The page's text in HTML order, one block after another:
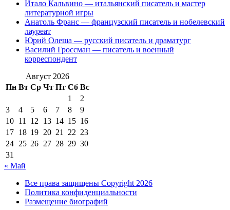
Итало Кальвино — итальянский писатель и мастер
литературной игры
Анатоль Франс — французский писатель и нобелевский
лауреат
Юрий Олеша — русский писатель и драматург
Василий Гроссман — писатель и военный
корреспондент
Август 2026
Пн Вт Ср Чт Пт Сб Вс
1
2
3
4 5 6 7 8
9
10 11 12 13 14 15 16
17 18 19 20 21 22 23
24 25 26 27 28 29 30
31
« Май
Все права защищены Copyright 2026
Политика конфиденциальности
Размещение биографий